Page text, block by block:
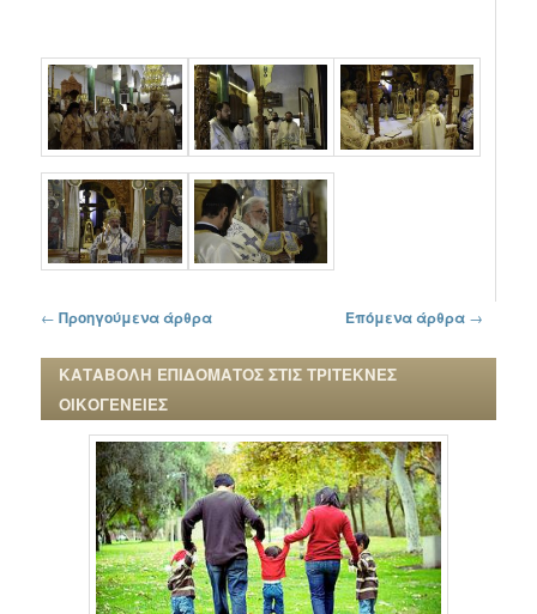
Πλοήγηση στα άρθρα
← Προηγούμενα άρθρα Επόμενα άρθρα →
ΚΑΤΑΒΟΛΗ ΕΠΙΔΟΜΑΤΟΣ ΣΤΙΣ ΤΡΙΤΕΚΝΕΣ
ΟΙΚΟΓΕΝΕΙΕΣ